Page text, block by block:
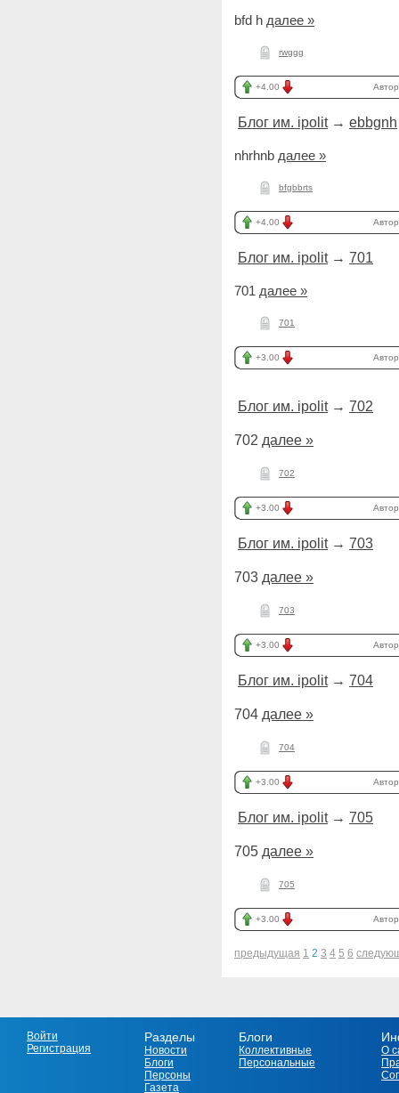
bfd h далее »
rwggg
+4.00
Блог им. ipolit→ ebbgnh
nhrhnb далее »
bfgbbrts
+4.00
Блог им. ipolit→ 701
701 далее »
701
+3.00
Блог им. ipolit→ 702
702 далее »
702
+3.00
Блог им. ipolit→ 703
703 далее »
703
+3.00
Блог им. ipolit→ 704
704 далее »
704
+3.00
Блог им. ipolit→ 705
705 далее »
705
+3.00
предыдущая 1 2 3 4 5 6
Войти
Регистрация
Разделы
Новости
Блоги
Персоны
Газета
Блоги
Коллективные
Персональные
О